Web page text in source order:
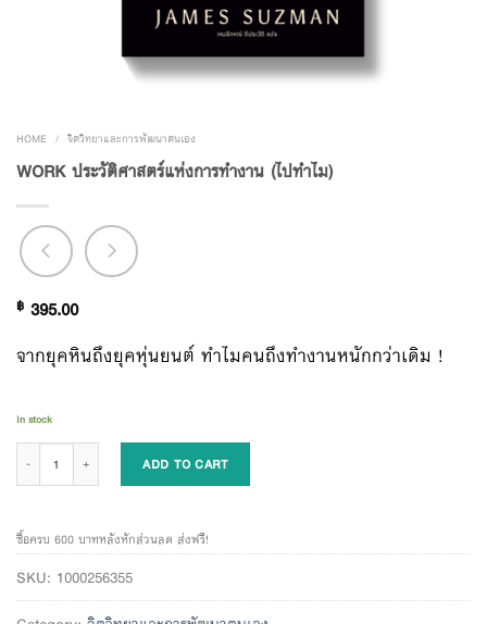
HOME / จิตวิทยาและการพัฒนาตนเอง
WORK ประวัติศาสตร์แห่งการทำงาน (ไปทำไม)
฿ 395.00
จากยุคหินถึงยุคหุ่นยนต์ ทำไมคนถึงทำงานหนักกว่าเดิม !
In stock
ADD TO CART
ซื้อครบ 600 บาทหลังหักส่วนลด ส่งฟรี!
SKU: 1000256355